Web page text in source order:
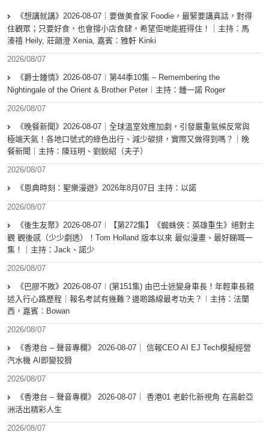
《想講就講》2026-08-07｜要做美食家 Foodie，最緊要講真話，對得
住觀眾；只要好食，也會撐小店食肆，希望佢哋能捱得住！｜主持：馬
溱禧 Heily, 莊韻澄 Xenia, 嘉賓：雅軒 Kinki
2026/08/07
《爵士鍾情》2026-08-07︱第44季10集 – Remembering the
Nightingale of the Orient & Brother Peter︱主持：鍾一諾 Roger
2026/08/07
《晚餐新聞》2026-08-07｜全球溫室效應加劇，引發嚴重氣候反常與
極端天氣！各地口號式的綠色出行、減少碳排，實際又做得到嗎？｜晚
餐新聞｜主持：陳珏明、劉銳紹（夫子）
2026/08/07
《恩典時刻：聖樂漫遊》2026年8月07日 主持：以諾
2026/08/07
《後生友聚》2026-08-07︱【第272集】《蜘蛛俠：英雄重生》絕對主
觀 觀後感（少少劇透）！Tom Holland 版本以來 最似漫畫、最好睇嘅一
集！｜主持：Jack、諾少
2026/08/07
《巴膠不敗》2026-08-07︱(第151集) 由巴士迷變身車長！年輕車長親
述入行心路歷程｜報名考試有幾難？邊啲路線最考功夫？︱主持：法蘭
西，嘉賓︰Bowan
2026/08/07
《香港台 – 聲音專欄》 2026-08-07｜ 信報CEO AI EJ Tech模擬經營
汽水機 AI即變狡猾
2026/08/07
《香港台 – 聲音專欄》 2026-08-07｜ 香港01 老齡化新視角 在高齡亞
洲活出精彩人生
2026/08/07